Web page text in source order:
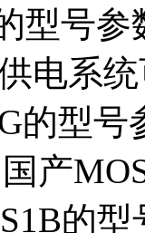
型号参
电系
的型号
产
的